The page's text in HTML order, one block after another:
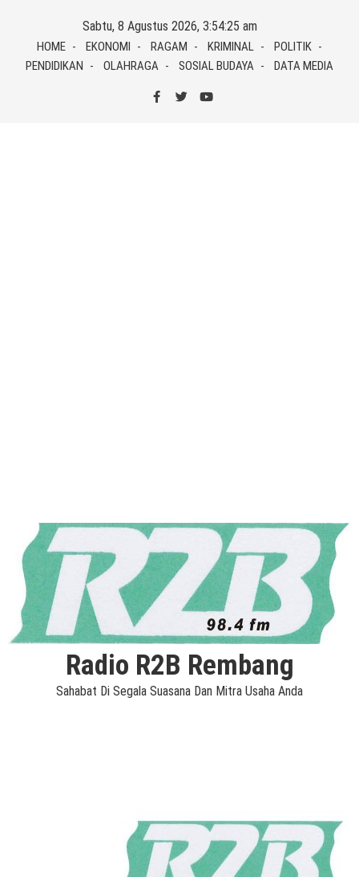
content
Sabtu, 8 Agustus 2026, 3:54:26 am
HOME EKONOMI RAGAM KRIMINAL
POLITIK
PENDIDIKAN
OLAHRAGA SOSIAL BUDAYA DATA MEDIA
Radio R2B Rembang
Sahabat Di Segala Suasana Dan Mitra Usaha Anda